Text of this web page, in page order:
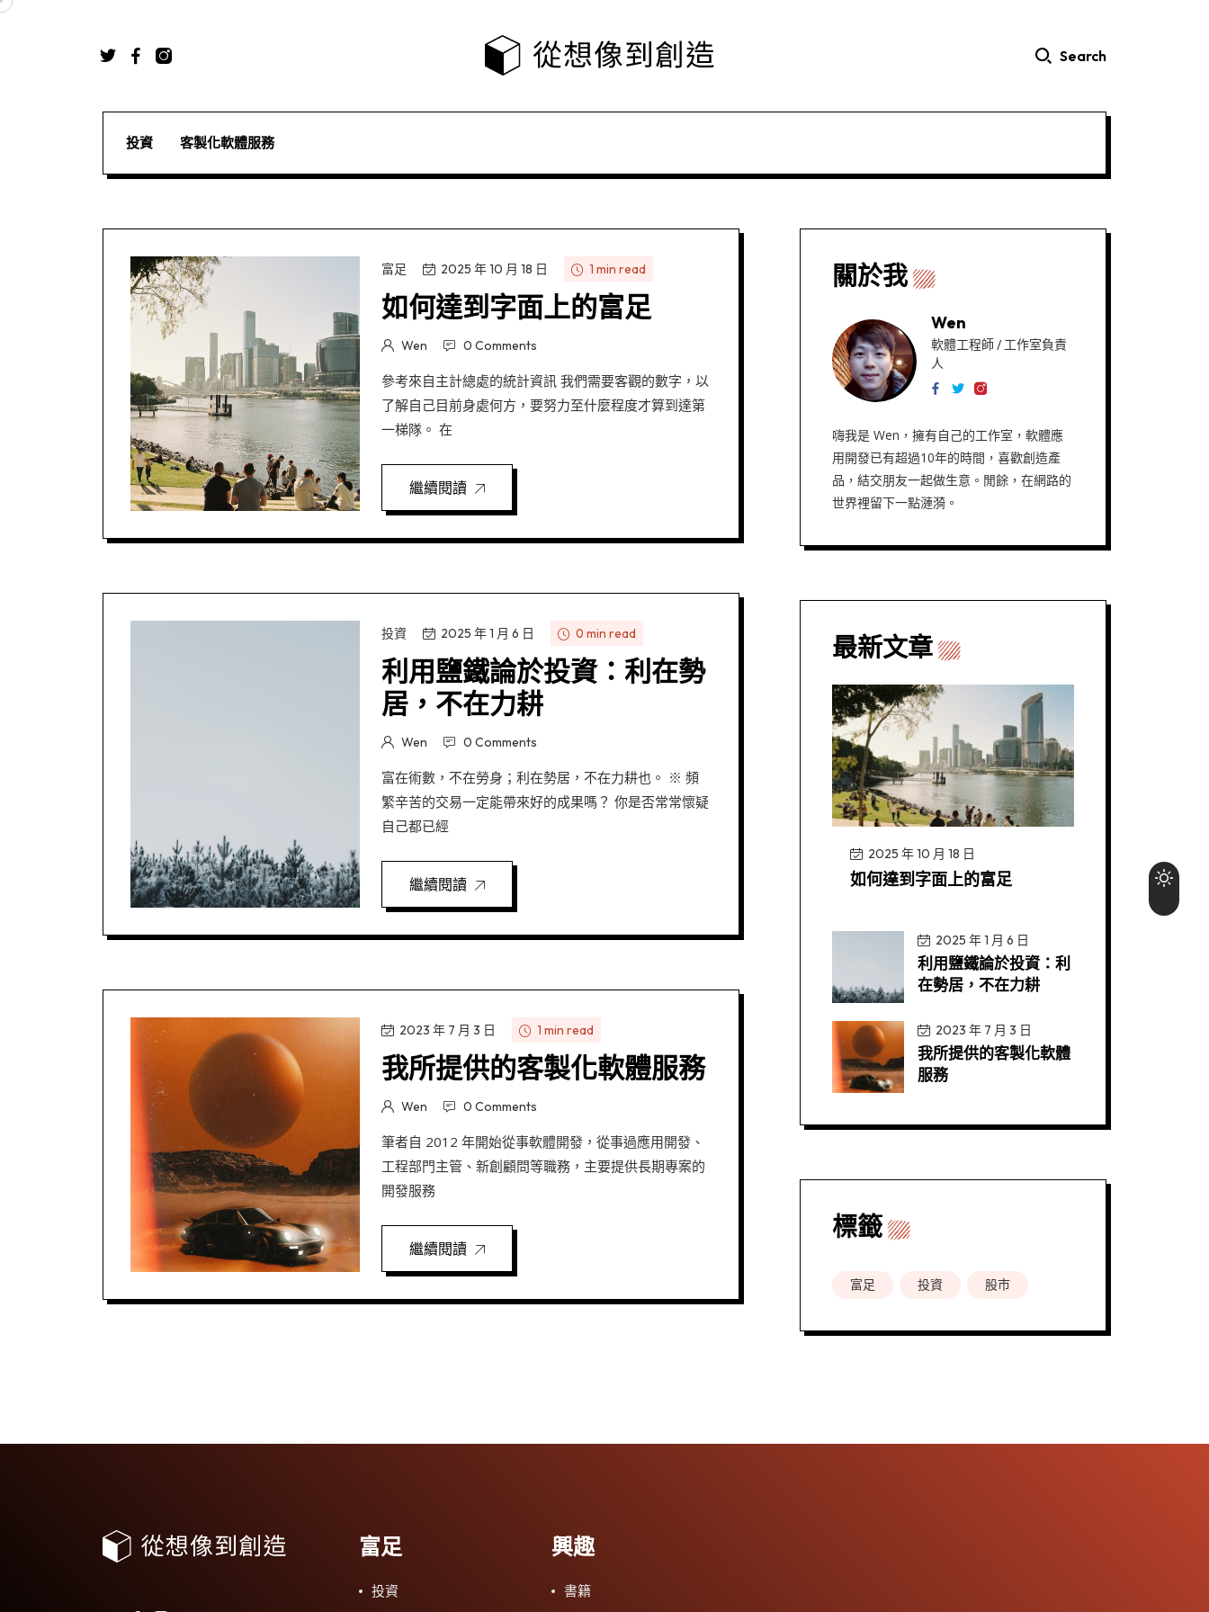
Search
投資 客製化軟體服務
富足 2025 年 10 月 18 日 1 min read
如何達到字面上的富足
Wen 0 Comments
參考來自主計總處的統計資訊 我們需要客觀的數字，以
了解自己目前身處何方，要努力至什麼程度才算到達第
一梯隊。 在
繼續閱讀
投資 2025 年 1 月 6 日 0 min read
利用鹽鐵論於投資：利在勢
居，不在力耕
Wen 0 Comments
富在術數，不在勞身；利在勢居，不在力耕也。 ※ 頻
繁辛苦的交易一定能帶來好的成果嗎？ 你是否常常懷疑
自己都已經
繼續閱讀
2023 年 7 月 3 日 1 min read
我所提供的客製化軟體服務
Wen 0 Comments
筆者自 2012 年開始從事軟體開發，從事過應用開發、
工程部門主管、新創顧問等職務，主要提供長期專案的
開發服務
繼續閱讀
關於我
Wen
軟體工程師 / 工作室負責
人
嗨我是 Wen，擁有自己的工作室，軟體應
用開發已有超過10年的時間，喜歡創造產
品，結交朋友一起做生意。閒餘，在網路的
世界裡留下一點漣漪。
最新文章
2025 年 10 月 18 日
如何達到字面上的富足
2025 年 1 月 6 日
利用鹽鐵論於投資：利
在勢居，不在力耕
2023 年 7 月 3 日
我所提供的客製化軟體
服務
標籤
富足 投資 股市
富足
投資
興趣
書籍